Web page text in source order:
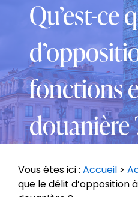
Qu’est-ce
fonctions
douanière
Vous êtes ici : Accueil>
que le délit d’opposition